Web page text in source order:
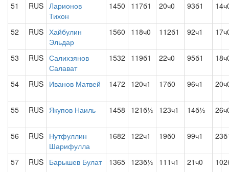
51 RUS Ларионов
Тихон
1450 117б1 20ч0 93б1
52 RUS Хайбулин
Эльдар
1560 118ч0 112б1 92ч1
53 RUS Салихзянов
Салават
1532 119б1 22ч0 95б1
54 RUS Иванов Матвей 1472 120ч1 17б0 96ч1
55 RUS Якупов Наиль 1458 121б½ 123ч1 14б½
56 RUS Нутфуллин
Шарифулла
1682 122ч1 19б0 99ч1
57 RUS Барышев Булат 1365 123б½ 111ч1 21ч0